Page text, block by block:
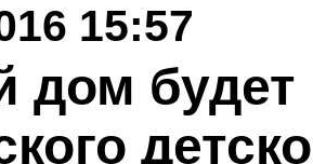
15:57
дом будет